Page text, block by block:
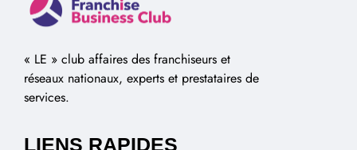
« LE » club affaires des franchiseurs et
réseaux nationaux, experts et prestataires de
services.
LIENS RAPIDES